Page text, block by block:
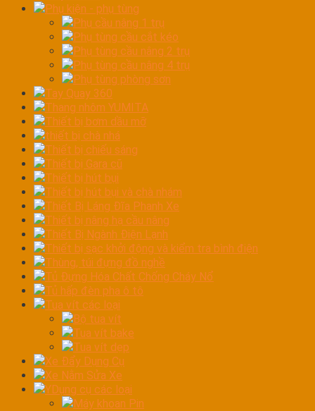
Phụ kiện - phụ tùng
Phụ cầu nâng 1 trụ
Phụ tùng cầu cắt kéo
Phụ tùng cầu nâng 2 trụ
Phụ tùng cầu nâng 4 trụ
Phụ tùng phòng sơn
Tay Quay 360
Thang nhôm YUMITA
Thiết bị bơm dầu mỡ
thiết bị chà nhá
Thiết bị chiếu sáng
Thiết bị Gara cũ
Thiết bị hút bụi
Thiết bị hút bụi và chà nhám
Thiết Bị Láng Đĩa Phanh Xe
Thiết bị nâng hạ cầu nâng
Thiết Bị Ngành Điện Lạnh
Thiết bị sạc khởi động và kiểm tra bình điện
Thùng, túi đựng đồ nghề
Tủ Đựng Hóa Chất Chống Cháy Nổ
Tủ hấp đèn pha ô tô
Tua vít các loại
Bộ tua vít
Tua vít bake
Tua vít dẹp
Xe Đẩy Dụng Cụ
Xe Nằm Sửa Xe
YDụng cụ các loại
Máy khoan Pin